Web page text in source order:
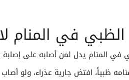
في المنام
في المنام يدل لمن أصابه على إصابة
ظبياً، افتض جارية عذراء، ولو